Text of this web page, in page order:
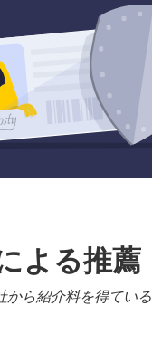
よる推薦
ら紹介料を得ている